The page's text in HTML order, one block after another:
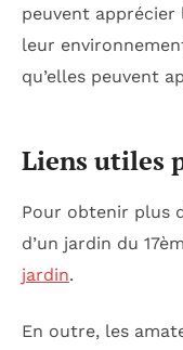
peuvent apprécier
leur
qu’elles peuvent
Liens utiles
Pour obtenir plus
d’un jardin du
jardin.
En outre, les